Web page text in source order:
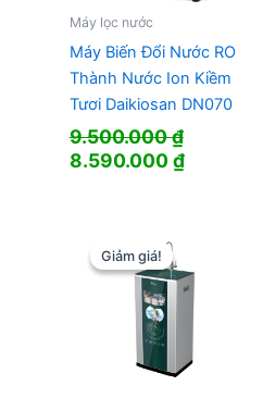
Máy lọc nước
Máy Biến Đổi Nước RO
Thành Nước Ion Kiềm
Tươi Daikiosan DN070
9.500.000₫
Giá
8.590.000₫Giá
Giảm giá!
Giảm giá!